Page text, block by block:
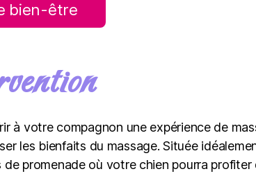
bien-être
à votre compagnon une expérience de
les bienfaits du massage. Située
promenade où votre chien pourra profiter